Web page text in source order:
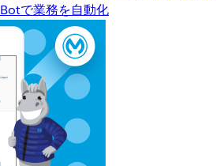
Botで業務を自動化